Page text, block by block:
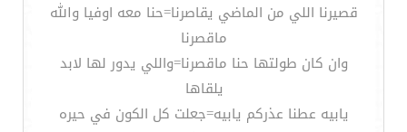
قصيرنا اللي من الماضي يقاصرنا=حنا معه اوفيا والله
ماقصرنا
وان كان طولتها حنا ماقصرنا=واللي يدور لها لابد
يلقاها
يابيه عطنا عذركم يابيه=جعلت كل الكون في حيره